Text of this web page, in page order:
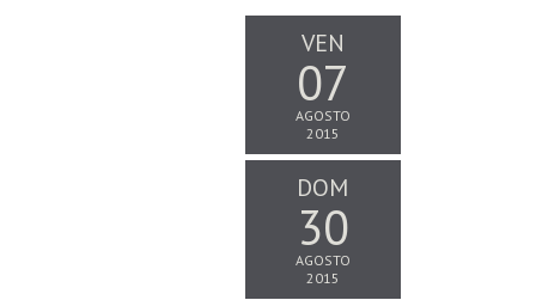
VEN
07
AGOSTO
2015
DOM
30
AGOSTO
2015